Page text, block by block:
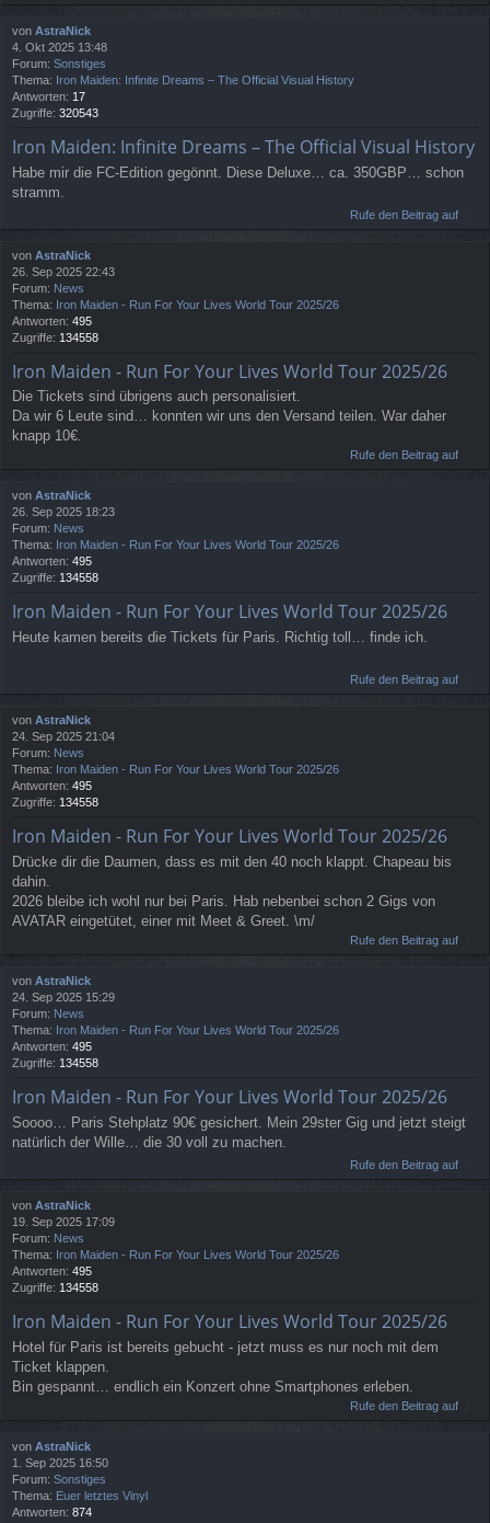
von AstraNick
4. Okt 2025 13:48
Forum: Sonstiges
Thema: Iron Maiden: Infinite Dreams – The Official Visual History
Antworten: 17
Zugriffe: 320543
Iron Maiden: Infinite Dreams – The Official Visual History
Habe mir die FC-Edition gegönnt. Diese Deluxe… ca. 350GBP… schon
stramm.
Rufe den Beitrag auf
von AstraNick
26. Sep 2025 22:43
Forum: News
Thema: Iron Maiden - Run For Your Lives World Tour 2025/26
Antworten: 495
Zugriffe: 134558
Iron Maiden - Run For Your Lives World Tour 2025/26
Die Tickets sind übrigens auch personalisiert.
Da wir 6 Leute sind… konnten wir uns den Versand teilen. War daher
knapp 10€.
Rufe den Beitrag auf
von AstraNick
26. Sep 2025 18:23
Forum: News
Thema: Iron Maiden - Run For Your Lives World Tour 2025/26
Antworten: 495
Zugriffe: 134558
Iron Maiden - Run For Your Lives World Tour 2025/26
Heute kamen bereits die Tickets für Paris. Richtig toll… finde ich.
Rufe den Beitrag auf
von AstraNick
24. Sep 2025 21:04
Forum: News
Thema: Iron Maiden - Run For Your Lives World Tour 2025/26
Antworten: 495
Zugriffe: 134558
Iron Maiden - Run For Your Lives World Tour 2025/26
Drücke dir die Daumen, dass es mit den 40 noch klappt. Chapeau bis
dahin.
2026 bleibe ich wohl nur bei Paris. Hab nebenbei schon 2 Gigs von
AVATAR eingetütet, einer mit Meet & Greet. \m/
Rufe den Beitrag auf
von AstraNick
24. Sep 2025 15:29
Forum: News
Thema: Iron Maiden - Run For Your Lives World Tour 2025/26
Antworten: 495
Zugriffe: 134558
Iron Maiden - Run For Your Lives World Tour 2025/26
Soooo… Paris Stehplatz 90€ gesichert. Mein 29ster Gig und jetzt steigt
natürlich der Wille… die 30 voll zu machen.
Rufe den Beitrag auf
von AstraNick
19. Sep 2025 17:09
Forum: News
Thema: Iron Maiden - Run For Your Lives World Tour 2025/26
Antworten: 495
Zugriffe: 134558
Iron Maiden - Run For Your Lives World Tour 2025/26
Hotel für Paris ist bereits gebucht - jetzt muss es nur noch mit dem
Ticket klappen.
Bin gespannt… endlich ein Konzert ohne Smartphones erleben.
Rufe den Beitrag auf
von AstraNick
1. Sep 2025 16:50
Forum: Sonstiges
Thema: Euer letztes Vinyl
Antworten: 874